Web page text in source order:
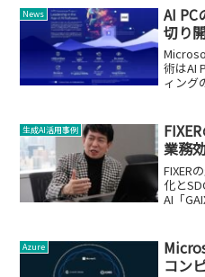
た。こ
News
AI
切り
術はAI
ィング
生成AI活用事例
業務
FIXER
化と
AI「
ます。
Azure
コン